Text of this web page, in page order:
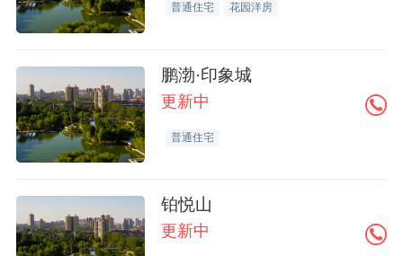
普通住宅 花园洋房
鹏渤·印象城
更新中
普通住宅
铂悦山
更新中